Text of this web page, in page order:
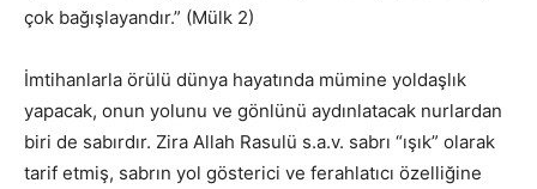
çok bağışlayandır.” (Mülk 2)
İmtihanlarla örülü dünya hayatında mümine yoldaşlık
yapacak, onun yolunu ve gönlünü aydınlatacak nurlardan
biri de sabırdır. Zira Allah Rasulü s.a.v. sabrı “ışık” olarak
tarif etmiş, sabrın yol gösterici ve ferahlatıcı özelliğine